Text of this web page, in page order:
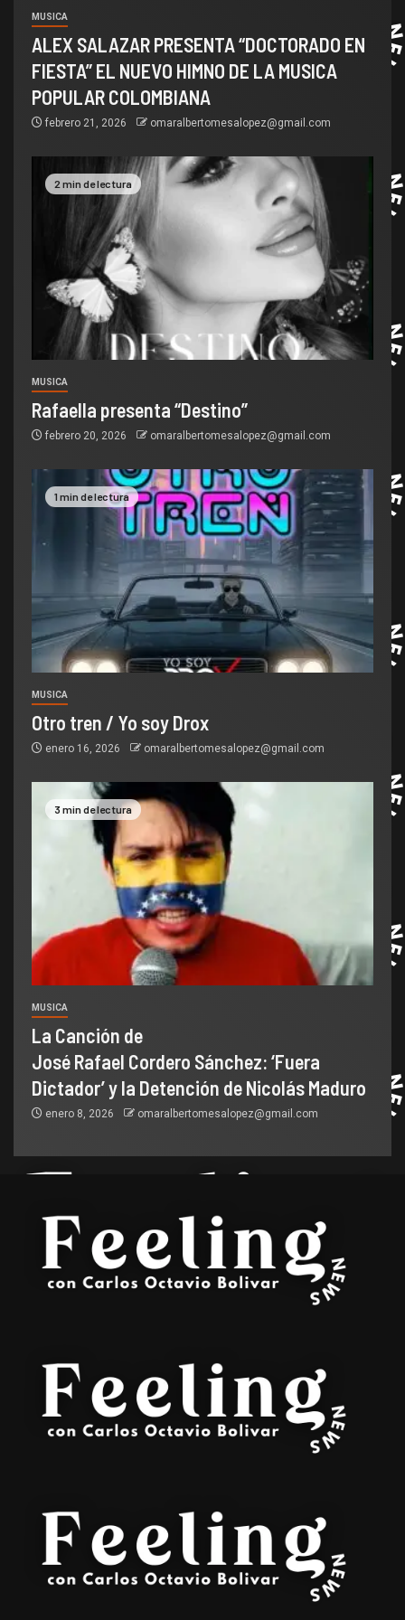
MUSICA
ALEX SALAZAR PRESENTA “DOCTORADO EN
FIESTA” EL NUEVO HIMNO DE LA MUSICA
POPULAR COLOMBIANA
febrero 21, 2026 omaralbertomesalopez@gmail.com
2 min de lectura
MUSICA
Rafaella presenta “Destino”
febrero 20, 2026 omaralbertomesalopez@gmail.com
1 min de lectura
MUSICA
Otro tren / Yo soy Drox
enero 16, 2026 omaralbertomesalopez@gmail.com
3 min de lectura
MUSICA
La Canción de
José Rafael Cordero Sánchez: ‘Fuera
Dictador’ y la Detención de Nicolás Maduro
enero 8, 2026 omaralbertomesalopez@gmail.com